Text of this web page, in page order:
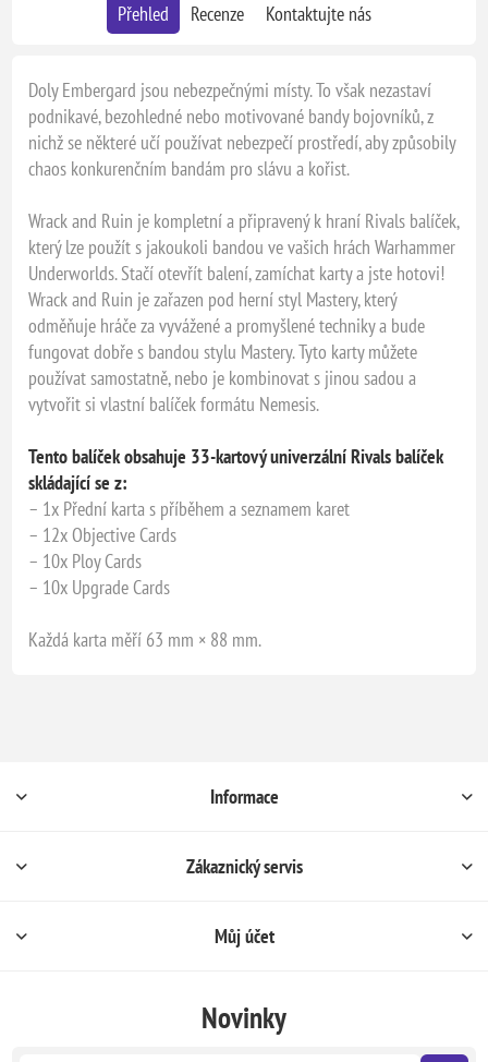
Přehled Recenze Kontaktujte nás
Doly Embergard jsou nebezpečnými místy. To však nezastaví
podnikavé, bezohledné nebo motivované bandy bojovníků, z
nichž se některé učí používat nebezpečí prostředí, aby způsobily
chaos konkurenčním bandám pro slávu a kořist.
Wrack and Ruin je kompletní a připravený k hraní Rivals balíček,
který lze použít s jakoukoli bandou ve vašich hrách Warhammer
Underworlds. Stačí otevřít balení, zamíchat karty a jste hotovi!
Wrack and Ruin je zařazen pod herní styl Mastery, který
odměňuje hráče za vyvážené a promyšlené techniky a bude
fungovat dobře s bandou stylu Mastery. Tyto karty můžete
používat samostatně, nebo je kombinovat s jinou sadou a
vytvořit si vlastní balíček formátu Nemesis.
Tento balíček obsahuje 33-kartový univerzální Rivals balíček
skládající se z:
– 1x Přední karta s příběhem a seznamem karet
– 12x Objective Cards
– 10x Ploy Cards
– 10x Upgrade Cards
Každá karta měří 63 mm × 88 mm.
Informace
Zákaznický servis
Můj účet
Novinky